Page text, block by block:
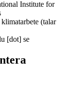
Institute for
(talar
[dot] se